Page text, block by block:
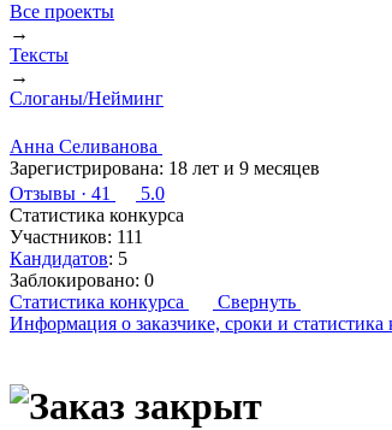
Все проекты
→
Тексты
→
Слоганы/Нейминг
Анна Селиванова
Зарегистрирована: 18 лет и 9 месяцев
Отзывы · 41
5.0
Статистика конкурса
Участников: 111
Кандидатов: 5
Заблокировано: 0
Статистика конкурса
Свернуть
Информация о заказчике, сроки и статистика